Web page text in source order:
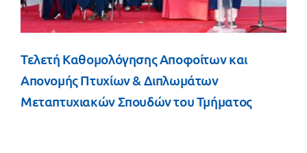
Τελετή Καθομολόγησης Αποφοίτων και
Απονομής Πτυχίων & Διπλωμάτων
Μεταπτυχιακών Σπουδών του Τμήματος